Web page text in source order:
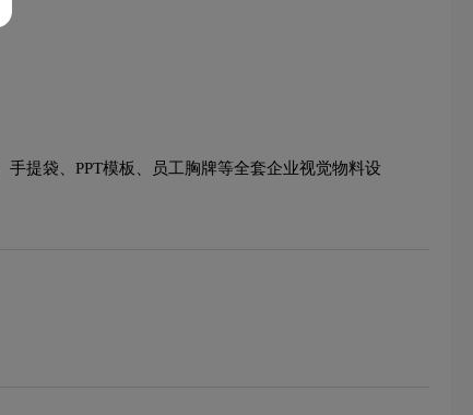
提袋、PPT模板、员工胸牌等全套企业视觉物料设